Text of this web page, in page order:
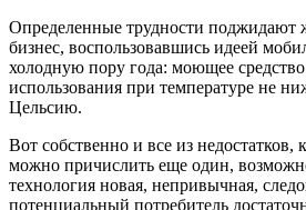
Определенные трудности поджидают
бизнес, воспользовавшись идеей
холодную пору года: моющее средство
использования при температуре не
Цельсию.
Вот собственно и все из недостатков,
можно причислить еще один,
технология новая, непривычная,
потенциальный потребитель